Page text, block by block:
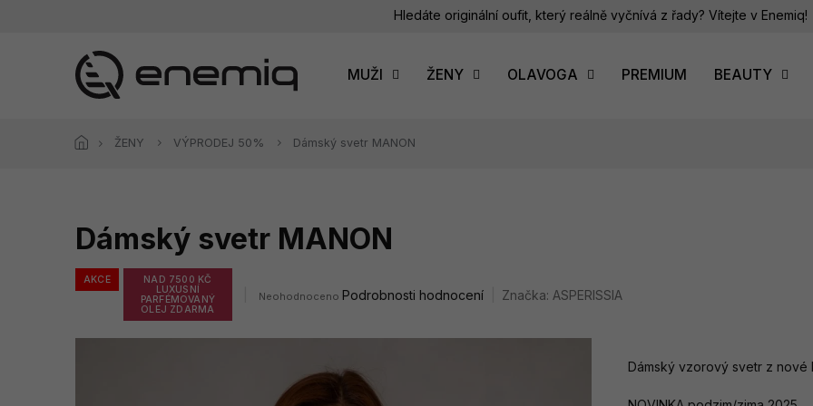
Hledáte originální oufit, který reálně vyčnívá z řady? Vítejte v Enemiq!
MUŽI ŽENY OLAVOGA PREMIUM BEAUTY
ŽENY VÝPRODEJ 50% Dámský svetr MANON
Dámský svetr MANON
AKCE
NAD 7500 KČ
LUXUSNÍ
PARFÉMOVANÝ
OLEJ ZDARMA
Průměrné
Neohodnoceno Podrobnosti hodnocení Značka: ASPERISSIA
Dámský vzorový svetr z nové